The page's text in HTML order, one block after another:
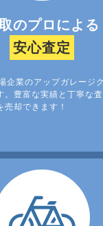
のプロによる
安心査定
企業のアップガレージ
。豊富な実績と丁寧な
売却できます！